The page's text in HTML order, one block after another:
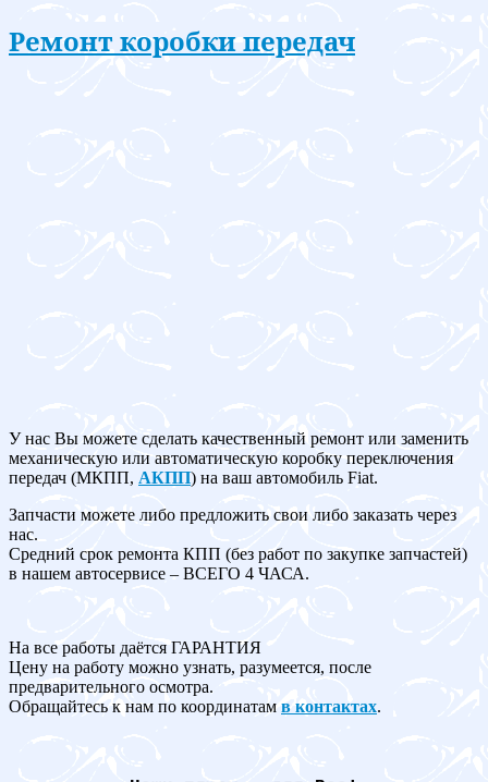
Ремонт коробки передач
У нас Вы можете сделать качественный ремонт или заменить
механическую или автоматическую коробку переключения
передач (МКПП, АКПП) на ваш автомобиль Fiat.
Запчасти можете либо предложить свои либо заказать через
нас.
Средний срок ремонта КПП (без работ по закупке запчастей)
в нашем автосервисе – ВСЕГО 4 ЧАСА.
На все работы даётся ГАРАНТИЯ
Цену на работу можно узнать, разумеется, после
предварительного осмотра.
Обращайтесь к нам по координатам в контактах.